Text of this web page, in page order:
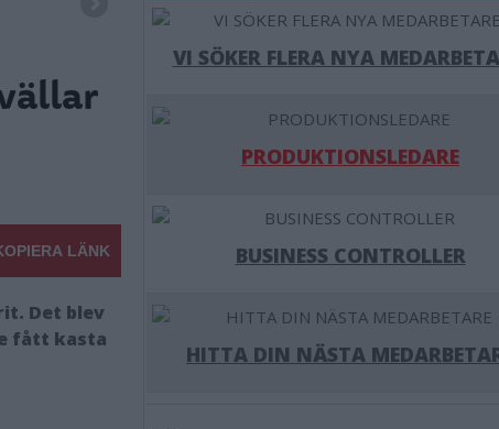
LÄNK
Det blev
fått kasta
VI SÖKER FLERA NYA
PRODUKTIONSLEDARE
BUSINESS CONTROLLER
HITTA DIN NÄSTA